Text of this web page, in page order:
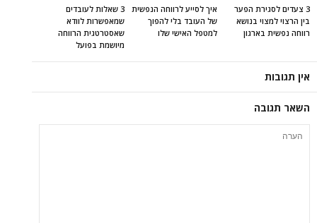
3 שאלות לעובדים
שמאפשרות לוודא
שאסטרטגית הרווחה
מיושמת בפועל
איך לסייע לרווחה הנפשית
של העובד בלי להפוך
למטפל האישי שלו
3 צעדים לסגירת הפער
בין הרצוי למצוי בנושא
רווחה נפשית בארגון
אין תגובות
השאר תגובה